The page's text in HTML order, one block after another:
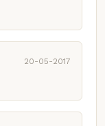
20-05-2017